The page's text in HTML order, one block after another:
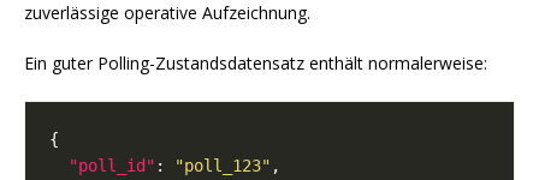
zuverlässige operative Aufzeichnung.
Ein guter Polling-Zustandsdatensatz enthält normalerweise:
"poll_id" : "poll_123"